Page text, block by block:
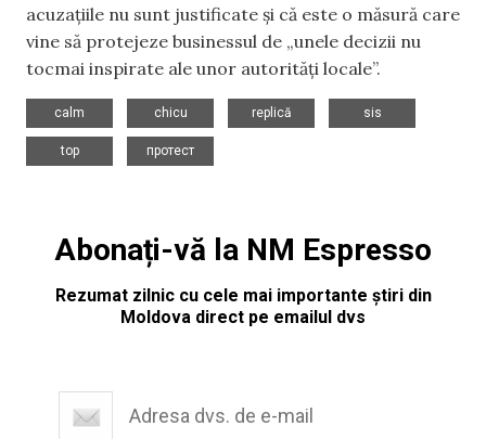
acuzațiile nu sunt justificate și că este o măsură care
vine să protejeze businessul de „unele decizii nu
tocmai inspirate ale unor autorități locale”.
calm
chicu
replică
sis
top
протест
Abonați-vă la NM Espresso
Rezumat zilnic cu cele mai importante știri din
Moldova direct pe emailul dvs